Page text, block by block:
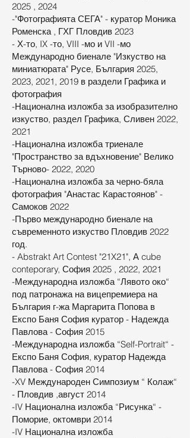
2025 , 2024
-"Фотографията СЕГА" - куратор Моника
Роменска , ГХГ Пловдив 2023
- Х-то, IX -то, VIII -мо и VII -мо
Международно биенале "Изкуство на
миниатюрата" Русе, България 2025,
2023, 2021, 2019 в раздели Графика и
фотография
-Национална изложба за изобразително
изкуство, раздел Графика, Сливен 2022,
2021
-Национална изложба триенале
"Пространство за вдъхновение" Велико
Търново- 2022, 2020
-Национална изложба за черно-бяла
фотография "Анастас Карастоянов" -
Самоков 2022
-Първо международно биенале на
съвременното изкуство Пловдив 2022
год.
- Abstrakt Art Contest "21X21", А cube
conteporary, София 2025 , 2022, 2021
-Международна изложба “Лявото око“
под патронажа на вицепремиера на
България г-жа Маргарита Попова в
Експо Баня София куратор - Надежда
Павлова - София 2015
-Международна изложба “Self-Portrait“ -
Експо Баня София, куратор Надежда
Павлова - София 2014
-XV Международен Симпозиум “ Колаж“
- Пловдив ,август 2014
-IV Национална изложба “Рисунка“ -
Поморие, октомври 2014
-IV Национална изложба